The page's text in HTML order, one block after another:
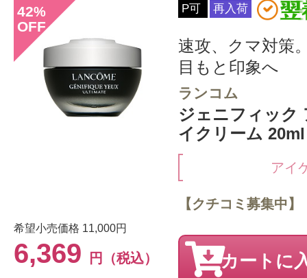
42%
OFF
P可 再入荷
速攻、クマ対策
目もと印象へ
ランコム
ジェニフィック
イクリーム 20ml
アイ
希望小売価格 11,000円
6,369 円（税込）
【クチコミ募集中】
カートに